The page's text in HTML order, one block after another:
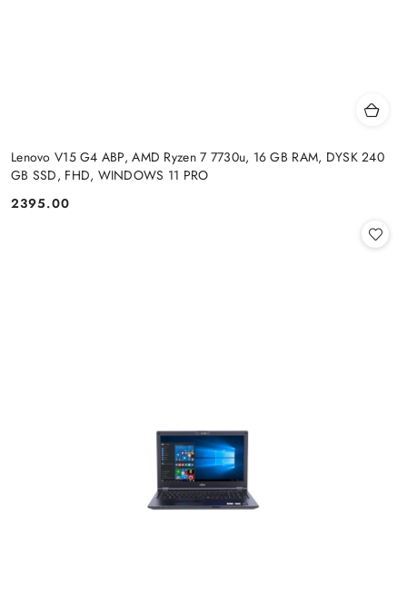
Lenovo V15 G4 ABP, AMD Ryzen 7 7730u, 16 GB RAM, DYSK 240
GB SSD, FHD, WINDOWS 11 PRO
Cena:
2395.00